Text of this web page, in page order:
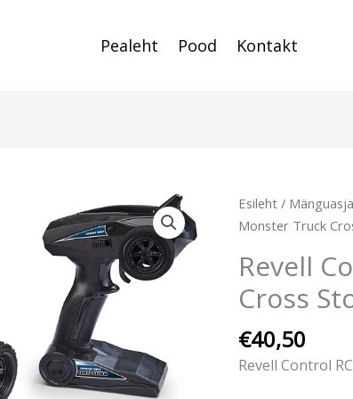
Pealeht Pood Kontakt
Esileht /
Monster Truck
Revell
Cross
€40,50
Revell Control